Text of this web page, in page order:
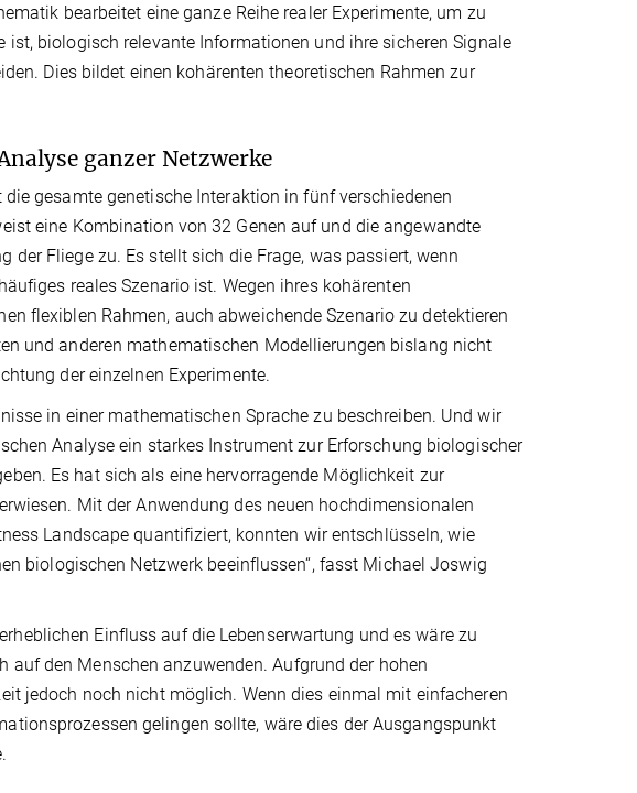
bearbeitet eine ganze Reihe realer Experimente, um zu
biologisch relevante Informationen und ihre sicheren Signale
Dies bildet einen kohärenten theoretischen Rahmen zur
ganzer Netzwerke
gesamte genetische Interaktion in fünf verschiedenen
eine Kombination von 32 Genen auf und die angewandte
der Fliege zu. Es stellt sich die Frage, was passiert, wenn
reales Szenario ist. Wegen ihres kohärenten
flexiblen Rahmen, auch abweichende Szenario zu detektieren
und anderen mathematischen Modellierungen bislang nicht
der einzelnen Experimente.
in einer mathematischen Sprache zu beschreiben. Und wir
Analyse ein starkes Instrument zur Erforschung biologischer
Es hat sich als eine hervorragende Möglichkeit zur
Mit der Anwendung des neuen hochdimensionalen
Landscape quantifiziert, konnten wir entschlüsseln, wie
biologischen Netzwerk beeinflussen“, fasst Michael Joswig
Einfluss auf die Lebenserwartung und es wäre zu
den Menschen anzuwenden. Aufgrund der hohen
jedoch noch nicht möglich. Wenn dies einmal mit einfacheren
gelingen sollte, wäre dies der Ausgangspunkt